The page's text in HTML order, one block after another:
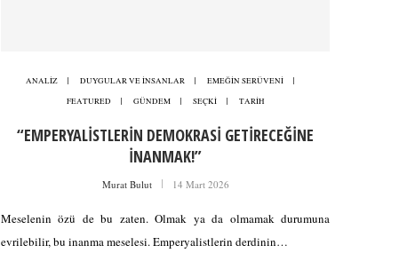
ANALİZ DUYGULAR VE İNSANLAR
EMEĞİN SERÜVENİ
FEATURED
GÜNDEM SEÇKİ TARİH
“EMPERYALİSTLERİN DEMOKRASİ GETİRECEĞİNE
İNANMAK!”
Murat Bulut 14 Mart 2026
Meselenin özü de bu zaten. Olmak ya da olmamak durumuna
evrilebilir, bu inanma meselesi. Emperyalistlerin derdinin…